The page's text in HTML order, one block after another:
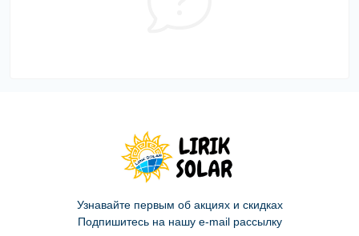
Узнавайте первым об акциях и скидках
Подпишитесь на нашу e-mail рассылку